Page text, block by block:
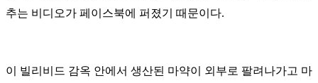
추는 비디오가 페이스북에 퍼졌기 때문이다.
이 빌리비드 감옥 안에서 생산된 마약이 외부로 팔려나가고 마